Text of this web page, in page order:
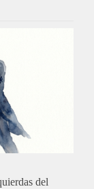
del